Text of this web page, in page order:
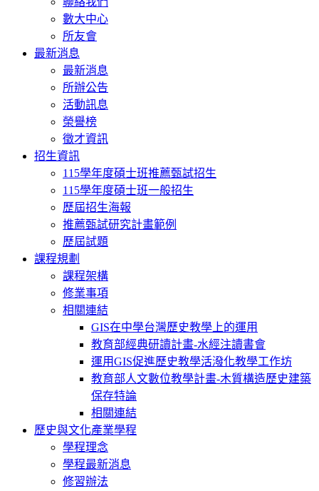
數大中心
所友會
最新消息
最新消息
所辦公告
活動訊息
榮譽榜
徵才資訊
招生資訊
115學年度碩士班推薦甄試招生
115學年度碩士班一般招生
歷屆招生海報
推薦甄試研究計畫範例
歷屆試題
課程規劃
課程架構
修業事項
相關連結
GIS在中學台灣歷史教學上的運用
教育部經典研讀計畫-水經注讀書會
運用GIS促進歷史教學活潑化教學工作坊
教育部人文數位教學計畫-木質構造歷史建築
保存特論
相關連結
歷史與文化產業學程
學程理念
學程最新消息
修習辦法